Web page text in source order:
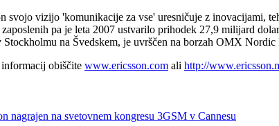
svojo vizijo 'komunikacije za vse' uresničuje z inovacijami,
zaposlenih pa je leta 2007 ustvarilo prihodek 27,9 milijard
Stockholmu na Švedskem, je uvrščen na borzah OMX
obiščite www.ericsson.com ali http://
nagrajen na svetovnem kongresu 3GSM v Cannesu